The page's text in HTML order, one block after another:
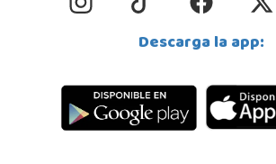
Juguetilandia Don Benito Vegas
Badajoz
924 805 636
Localizar Tienda
Descarga la app: